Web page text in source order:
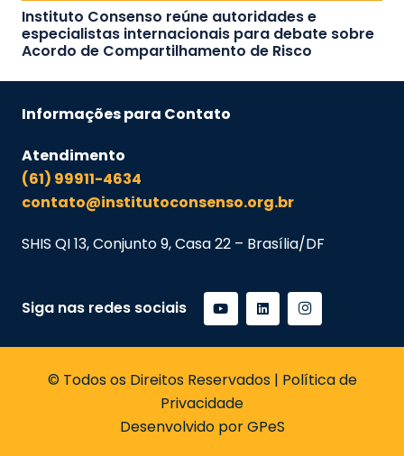
Instituto Consenso reúne autoridades e
especialistas internacionais para debate sobre
Acordo de Compartilhamento de Risco
Informações para Contato
Atendimento
(61) 99911-4634
contato@institutoconsenso.org.br
SHIS QI 13, Conjunto 9, Casa 22 – Brasília/DF
Siga nas redes sociais
© Todos os Direitos Reservados | Política de
Privacidade
Desenvolvido por GPeS